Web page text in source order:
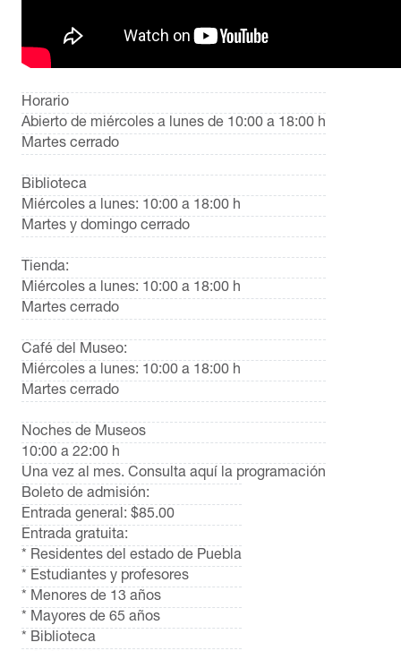
Horario
Abierto de miércoles a lunes de 10:00 a 18:00 h
Martes cerrado
Biblioteca
Miércoles a lunes: 10:00 a 18:00 h
Martes y domingo cerrado
Tienda:
Miércoles a lunes: 10:00 a 18:00 h
Martes cerrado
Café del Museo:
Miércoles a lunes: 10:00 a 18:00 h
Martes cerrado
Noches de Museos
10:00 a 22:00 h
Una vez al mes. Consulta aquí la programación
Boleto de admisión:
Entrada general: $85.00
Entrada gratuita:
* Residentes del estado de Puebla
* Estudiantes y profesores
* Menores de 13 años
* Mayores de 65 años
* Biblioteca